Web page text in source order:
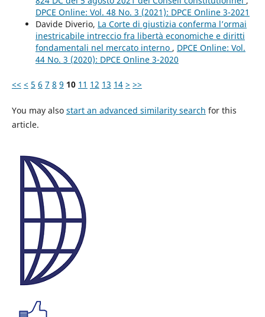
DPCE Online: Vol. 48 No. 3 (2021): DPCE Online 3-2021
Davide Diverio, La Corte di giustizia conferma l’ormai
inestricabile intreccio fra libertà economiche e diritti
fondamentali nel mercato interno , DPCE Online: Vol.
44 No. 3 (2020): DPCE Online 3-2020
<< < 5 6 7 8 9 10 11 12 13 14 > >>
You may also start an advanced similarity search for this
article.